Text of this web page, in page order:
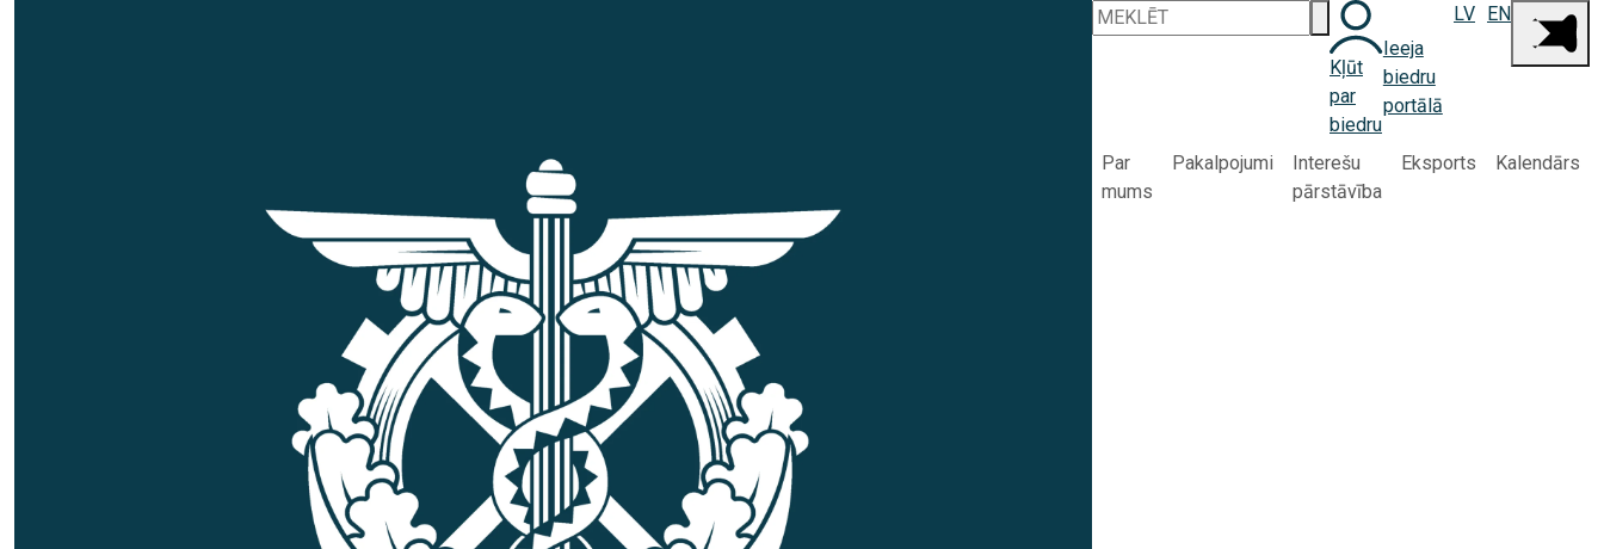
Kļūt
par
biedru
Ieeja
biedru
portālā
LV EN
Par
mums
Pakalpojumi
Interešu
pārstāvība
Eksports Kalendārs